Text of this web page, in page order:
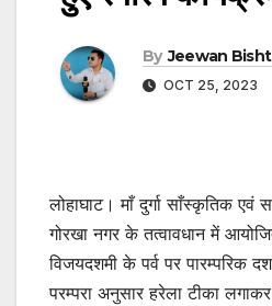
By Jeewan Bisht
OCT 25, 2023
लोहाघाट। माँ दुर्गा साँस्कृतिक एवं
गोरखा नगर के तत्वावधान में
विजयदशमी के पर्व पर पारम्परिक
परम्परा अनुसार हरेला टीका